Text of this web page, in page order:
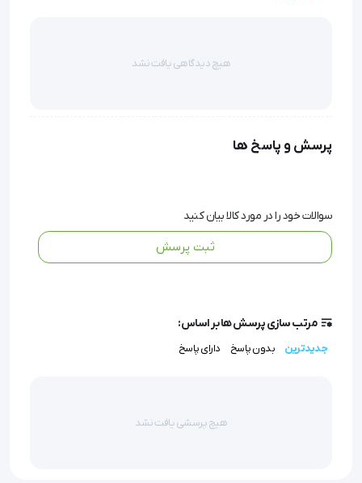
هیچ دیدگاهی یافت نشد
پرسش و پاسخ ها
سوالات خود را در مورد کالا بیان کنید
ثبت پرسش
مرتب سازی پرسش ها بر اساس:
جدیدترین بدون پاسخ دارای پاسخ
هیچ پرسشی یافت نشد